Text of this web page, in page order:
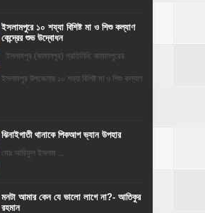
ইসলামপুরে ১০ শয্যা বিশিষ্ট মা ও শিশু কল্যাণ
কেন্দ্রের শুভ উদ্বোধন
ইসলামপুর (জামালপুর) প্রতিনিধি: জামালপুরের
ইসলামপুর উপজেলায় ১০ শয্যা বিশিষ্ট মা ও শিশু কল্যাণ
ঝিনাইগাতী থানাকে পিকআপ ভ্যান উপহার
মোঃ আরিফুল ইসলাম ...
মনটা আমার কেন যে ভালো লাগে না?- আতিকুর
রহমান